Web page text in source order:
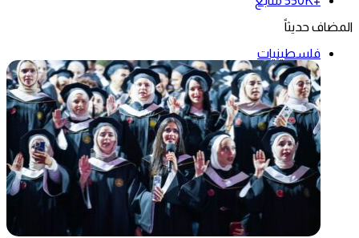
المضاف حديثاً
فلسطينيات